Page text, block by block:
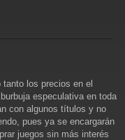
los precios en el
especulativa en toda
con algunos títulos y no
pues ya se encargarán
juegos sin más interés